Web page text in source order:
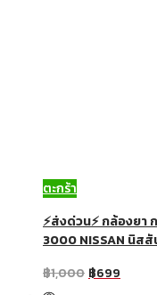
ตะกร้า
⚡ส่งด่วน⚡ กล้องยา
3000 NISSAN นิส
฿1,000฿699